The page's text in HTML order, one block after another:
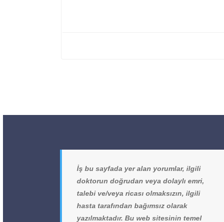
İş bu sayfada yer alan yorumlar, ilgili
doktorun doğrudan veya dolaylı emri,
talebi ve/veya ricası olmaksızın, ilgili
hasta tarafından bağımsız olarak
yazılmaktadır. Bu web sitesinin temel